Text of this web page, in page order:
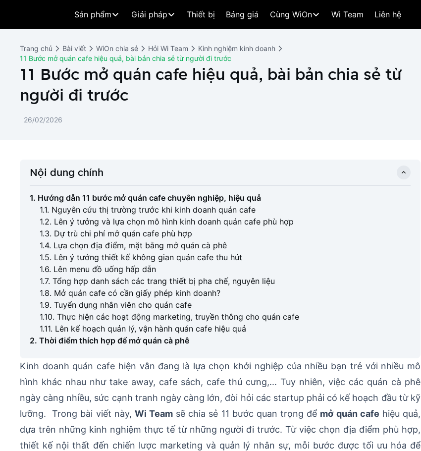
Sản phẩm Giải pháp Thiết bị Bảng giá Cùng WiOn Wi Team Liên hệ
Trang chủ Bài viết WiOn chia sẻ Hỏi Wi Team
Kinh nghiệm kinh doanh
11 Bước mở quán cafe hiệu quả, bài bản chia sẻ từ người đi trước
11 Bước mở quán cafe hiệu quả, bài bản chia sẻ từ
người đi trước
26/02/2026
Nội dung chính
1. Hướng dẫn 11 bước mở quán cafe chuyên nghiệp, hiệu quả
1.1. Nguyên cứu thị trường trước khi kinh doanh quán cafe
1.2. Lên ý tưởng và lựa chọn mô hình kinh doanh quán cafe phù hợp
1.3. Dự trù chi phí mở quán cafe phù hợp
1.4. Lựa chọn địa điểm, mặt bằng mở quán cà phê
1.5. Lên ý tưởng thiết kế không gian quán cafe thu hút
1.6. Lên menu đồ uống hấp dẫn
1.7. Tổng hợp danh sách các trang thiết bị pha chế, nguyên liệu
1.8. Mở quán cafe có cần giấy phép kinh doanh?
1.9. Tuyển dụng nhân viên cho quán cafe
1.10. Thực hiện các hoạt động marketing, truyền thông cho quán cafe
1.11. Lên kế hoạch quản lý, vận hành quán cafe hiệu quả
2. Thời điểm thích hợp để mở quán cà phê
Kinh doanh quán cafe hiện vẫn đang là lựa chọn khởi nghiệp của nhiều bạn trẻ với nhiều mô
hình khác nhau như take away, cafe sách, cafe thú cưng,... Tuy nhiên, việc các quán cà phê
ngày càng nhiều, sức cạnh tranh ngày càng lớn, đòi hỏi các startup phải có kế hoạch đầu từ kỹ
lưỡng. Trong bài viết này, Wi Team sẽ chia sẻ 11 bước quan trọng để mở quán cafe hiệu quả,
dựa trên những kinh nghiệm thực tế từ những người đi trước. Từ việc chọn địa điểm phù hợp,
thiết kế nội thất đến chiến lược marketing và quản lý nhân sự, mỗi bước được tối ưu hóa để